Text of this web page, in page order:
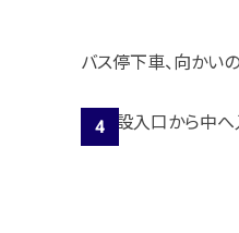
バス停下車、向かい